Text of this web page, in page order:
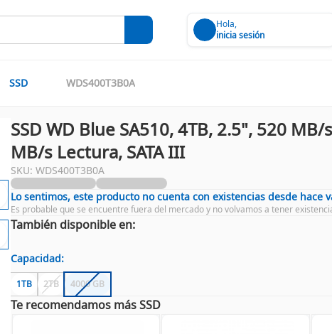
Hola,
inicia sesión
SSD WDS400T3B0A
SSD WD Blue SA510, 4TB, 2.5", 520
MB/s Lectura, SATA III
SKU: WDS400T3B0A
Lo sentimos, este producto no cuenta con existencias desde hace
Es probable que se encuentre fuera del mercado y no volvamos a tener
También disponible en:
Capacidad:
1TB 2TB 4000 GB
Te recomendamos más SSD